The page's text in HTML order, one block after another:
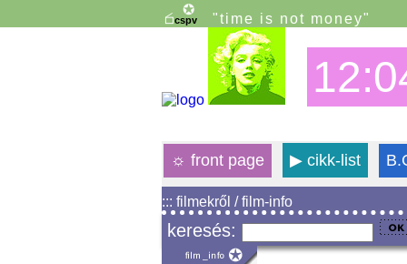
"time is not money"
☼ front page ▶cikk-list
::: filmekről / film-info
keresés: